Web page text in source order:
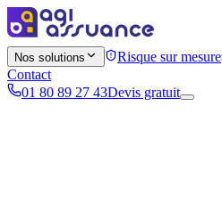
Nos solutions Risque sur mesure
Contact
01 80 89 27 43Devis gratuit